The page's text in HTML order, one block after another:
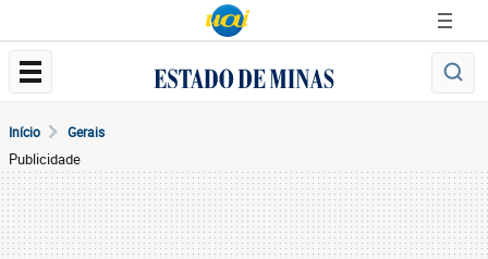
Início Gerais
Publicidade